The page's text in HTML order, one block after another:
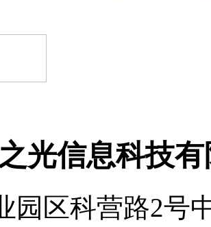
光信息科技
园区科营路2号